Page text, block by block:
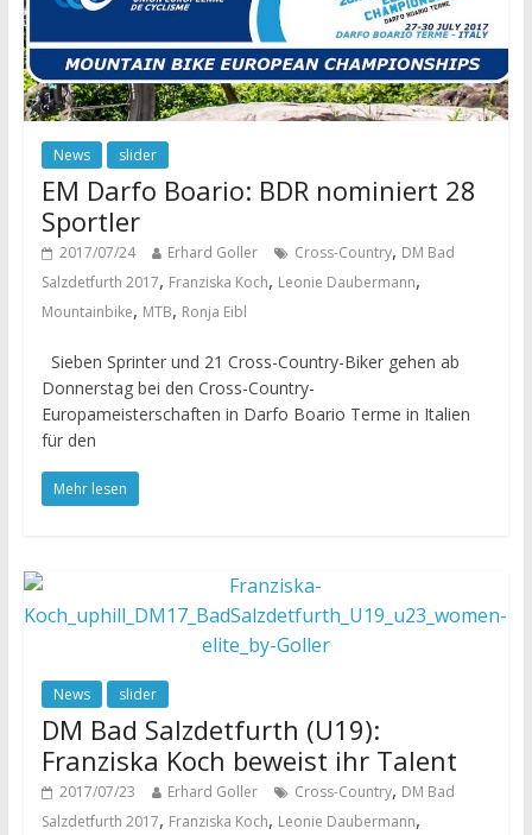
News slider
EM Darfo Boario: BDR nominiert 28
Sportler
2017/07/24 Erhard Goller Cross-Country, DM Bad
Salzdetfurth 2017, Franziska Koch, Leonie Daubermann,
Mountainbike, MTB, Ronja Eibl
Sieben Sprinter und 21 Cross-Country-Biker gehen ab
Donnerstag bei den Cross-Country-
Europameisterschaften in Darfo Boario Terme in Italien
für den
Mehr lesen
News slider
DM Bad Salzdetfurth (U19):
Franziska Koch beweist ihr Talent
2017/07/23 Erhard Goller Cross-Country, DM Bad
Salzdetfurth 2017, Franziska Koch, Leonie Daubermann,